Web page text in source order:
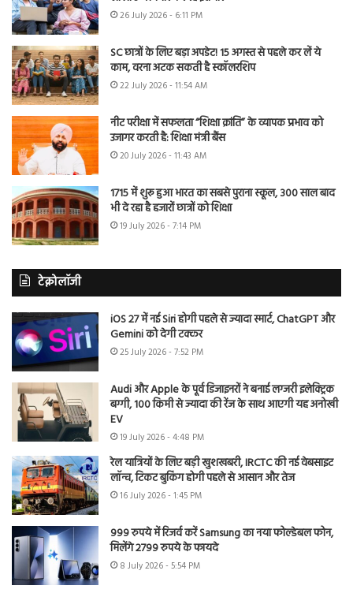
26 July 2026 - 6:11 PM
SC छात्रों के लिए बड़ा अपडेट! 15 अगस्त से पहले कर लें ये
काम, वरना अटक सकती है स्कॉलरशिप
22 July 2026 - 11:54 AM
नीट परीक्षा में सफलता “शिक्षा क्रांति” के व्यापक प्रभाव को
उजागर करती है: शिक्षा मंत्री बैंस
20 July 2026 - 11:43 AM
1715 में शुरू हुआ भारत का सबसे पुराना स्कूल, 300 साल बाद
भी दे रहा है हजारों छात्रों को शिक्षा
19 July 2026 - 7:14 PM
टेक्नोलॉजी
iOS 27 में नई Siri होगी पहले से ज्यादा स्मार्ट, ChatGPT और
Gemini को देगी टक्कर
25 July 2026 - 7:52 PM
Audi और Apple के पूर्व डिजाइनरों ने बनाई लग्जरी इलेक्ट्रिक
बग्गी, 100 किमी से ज्यादा की रेंज के साथ आएगी यह अनोखी
EV
19 July 2026 - 4:48 PM
रेल यात्रियों के लिए बड़ी खुशखबरी, IRCTC की नई वेबसाइट
लॉन्च, टिकट बुकिंग होगी पहले से आसान और तेज
16 July 2026 - 1:45 PM
999 रुपये में रिजर्व करें Samsung का नया फोल्डेबल फोन,
मिलेंगे 2799 रुपये के फायदे
8 July 2026 - 5:54 PM